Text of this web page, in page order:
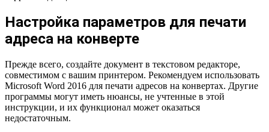
Настройка параметров для печати
адреса на конверте
Прежде всего, создайте документ в текстовом редакторе,
совместимом с вашим принтером. Рекомендуем использовать
Microsoft Word 2016 для печати адресов на конвертах. Другие
программы могут иметь нюансы, не учтенные в этой
инструкции, и их функционал может оказаться
недостаточным.